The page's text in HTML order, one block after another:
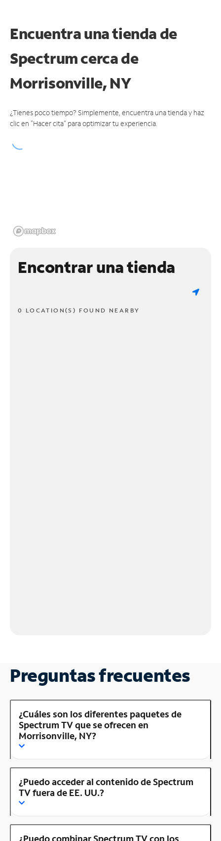
Encuentra una tienda de
Spectrumcerca de
Morrisonville, NY
¿Tienes poco tiempo? Simplemente, encuentra una tienda y haz
clic en "Hacer cita" para optimizar tu experiencia.
Encontrar una tienda
0 LOCATION(S) FOUND NEARBY
Preguntas frecuentes
¿Cuáles son los diferentes paquetes de
Spectrum TV que se ofrecen en
Morrisonville, NY?
¿Puedo acceder al contenido de Spectrum
TV fuera de EE. UU.?